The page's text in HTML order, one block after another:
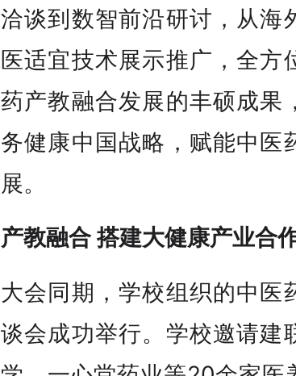
洽谈到数智前沿研讨，从海
医适宜技术展示推广，全方
药产教融合发展的丰硕成果
务健康中国战略，赋能中医
展。
产教融合 搭建大健康产业合
大会同期，学校组织的中医
谈会成功举行。学校邀请建